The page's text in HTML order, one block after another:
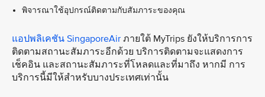
พิจารณาใช้อุปกรณ์ติดตามกับสัมภาระของคุณ
แอปพลิเคชัน SingaporeAir ภายใต้ MyTrips ยังให้บริการการ
ติดตามสถานะสัมภาระอีกด้วย บริการติดตามจะแสดงการ
เช็คอิน และสถานะสัมภาระที่โหลดและที่มาถึง หากมี การ
บริการนี้มีให้สำหรับบางประเทศเท่านั้น